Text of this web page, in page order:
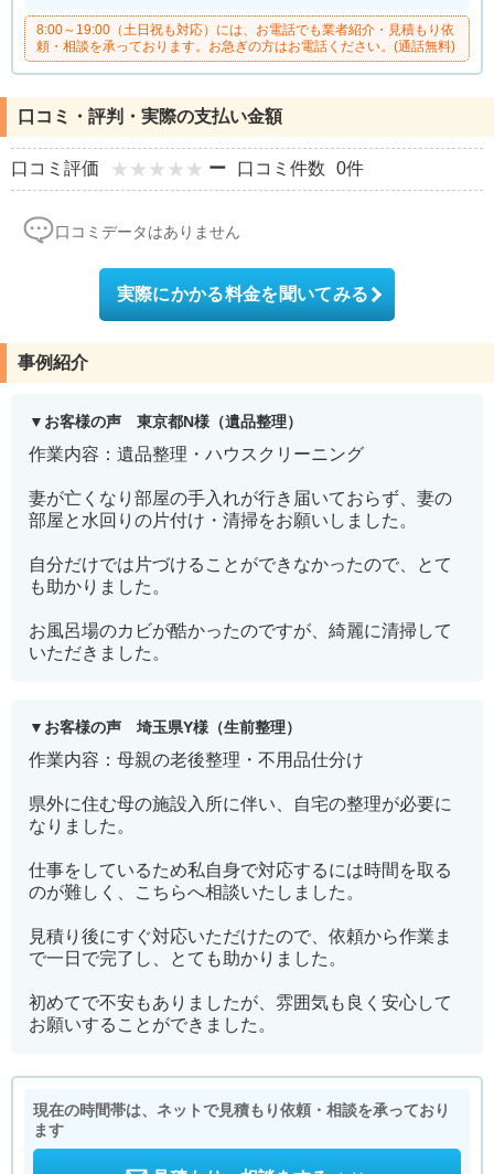
8:00～19:00（土日祝も対応）には、お電話でも業者紹介・見積もり依
頼・相談を承っております。お急ぎの方はお電話ください。(通話無料)
口コミ・評判・実際の支払い金額
口コミ評価 ー 口コミ件数 0件
口コミデータはありません
実際にかかる料金を聞いてみる
事例紹介
お客様の声 東京都N様（遺品整理）
作業内容：遺品整理・ハウスクリーニング
妻が亡くなり部屋の手入れが行き届いておらず、妻の
部屋と水回りの片付け・清掃をお願いしました。
自分だけでは片づけることができなかったので、とて
も助かりました。
お風呂場のカビが酷かったのですが、綺麗に清掃して
いただきました。
お客様の声 埼玉県Y様（生前整理）
作業内容：母親の老後整理・不用品仕分け
県外に住む母の施設入所に伴い、自宅の整理が必要に
なりました。
仕事をしているため私自身で対応するには時間を取る
のが難しく、こちらへ相談いたしました。
見積り後にすぐ対応いただけたので、依頼から作業ま
で一日で完了し、とても助かりました。
初めてで不安もありましたが、雰囲気も良く安心して
お願いすることができました。
現在の時間帯は、ネットで見積もり依頼・相談を承っており
ます